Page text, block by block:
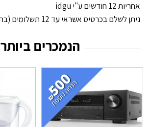
אחריות 12 חודשים ע"י idgu
ניתן לשלם בכרטיס אשראי עד 12 תשלומים (בתוספת ריבית)
הנמכרים ביותר